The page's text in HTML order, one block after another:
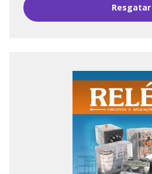
Resgatar